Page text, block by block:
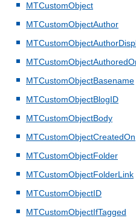
MTCustomObject
MTCustomObjectAuthor
MTCustomObjectBasename
MTCustomObjectBlogID
MTCustomObjectBody
MTCustomObjectCreatedOn
MTCustomObjectFolder
MTCustomObjectFolderLink
MTCustomObjectID
MTCustomObjectIfTagged